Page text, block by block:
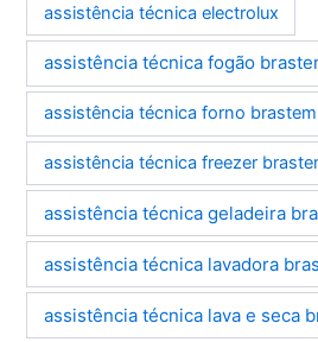
assistência técnica electrolux
assistência técnica fogão
assistência técnica forno
assistência técnica freezer
assistência técnica geladeira
assistência técnica lavadora
assistência técnica lava e seca